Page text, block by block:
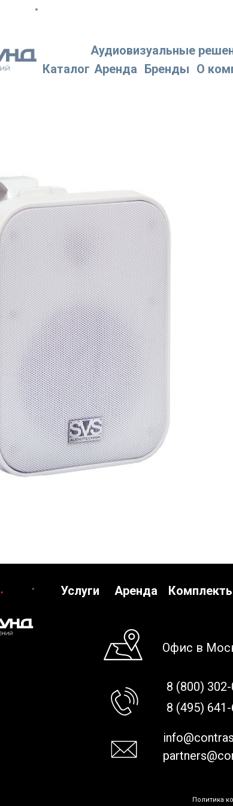
Каталог Бренды О
Аренда
Аудиовизуальные
Услуги
Офис в
8 (800)
8 (495)
Политика
Аренда